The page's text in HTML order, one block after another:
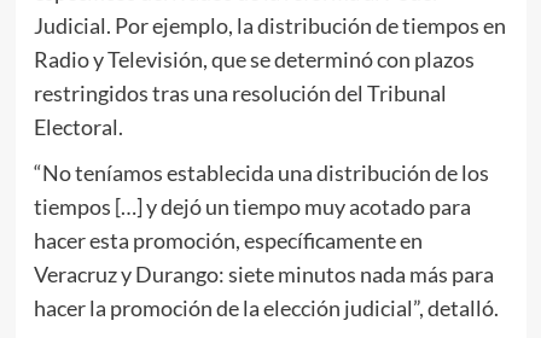
Judicial. Por ejemplo, la distribución de tiempos en
Radio y Televisión, que se determinó con plazos
restringidos tras una resolución del Tribunal
Electoral.
“No teníamos establecida una distribución de los
tiempos […] y dejó un tiempo muy acotado para
hacer esta promoción, específicamente en
Veracruz y Durango: siete minutos nada más para
hacer la promoción de la elección judicial”, detalló.